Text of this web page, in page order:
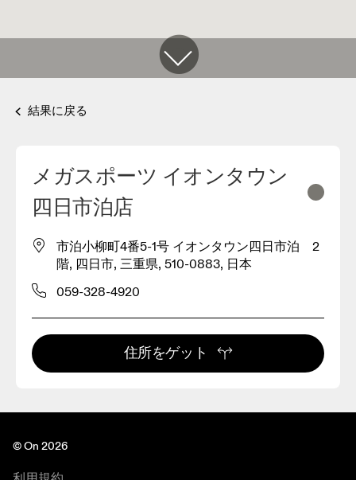
結果に戻る
メガスポーツ イオンタウン
四日市泊店
市泊小柳町4番5-1号 イオンタウン四日市泊 2
階, 四日市, 三重県, 510-0883, 日本
059-328-4920
住所をゲット
© On 2026